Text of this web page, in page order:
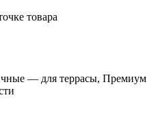
товара
— для террасы, Премиум